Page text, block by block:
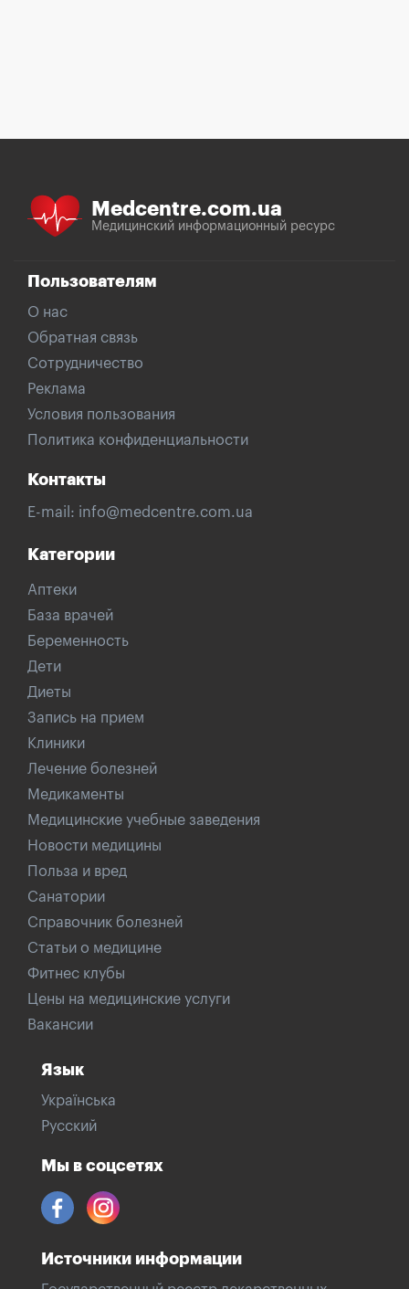
Medcentre.com.ua
Медицинский информационный ресурс
Пользователям
О нас
Обратная связь
Сотрудничество
Реклама
Условия пользования
Политика конфиденциальности
Контакты
E-mail: info@medcentre.com.ua
Категории
Аптеки
База врачей
Беременность
Дети
Диеты
Запись на прием
Клиники
Лечение болезней
Медикаменты
Медицинские учебные заведения
Новости медицины
Польза и вред
Санатории
Справочник болезней
Статьи о медицине
Фитнес клубы
Цены на медицинские услуги
Вакансии
Язык
Українська
Русский
Мы в соцсетях
Источники информации